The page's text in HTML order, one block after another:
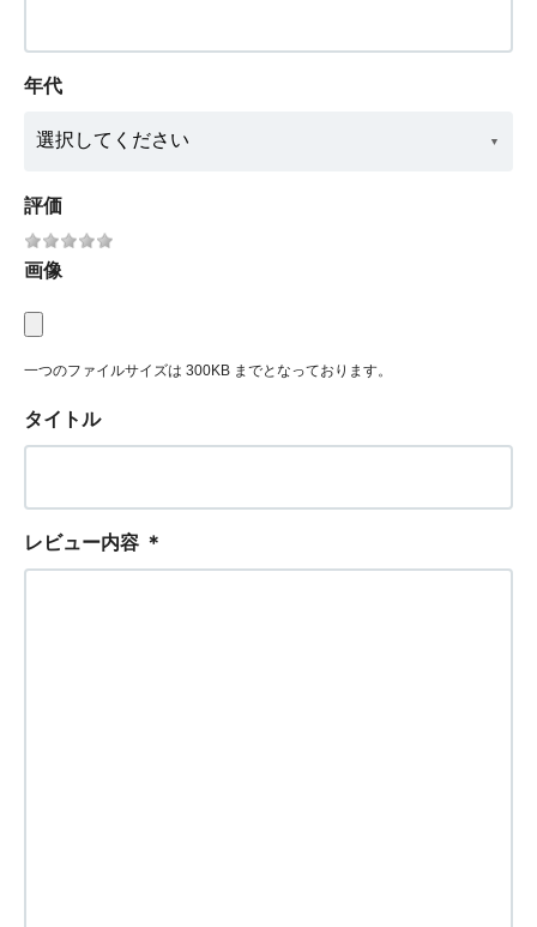
年代
評価
画像
一つのファイルサイズは 300KB までとなっております。
タイトル
レビュー内容 ＊